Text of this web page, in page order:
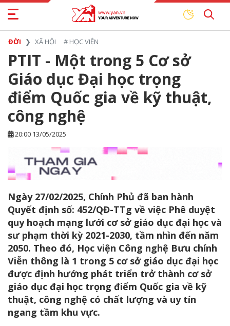
ĐỜI XÃ HỘI # HỌC VIỆN
PTIT - Một trong 5 Cơ sở
Giáo dục Đại học trọng
điểm Quốc gia về kỹ thuật,
công nghệ
20:00 13/05/2025
Ngày 27/02/2025, Chính Phủ đã ban hành
Quyết định số: 452/QĐ-TTg về việc Phê duyệt
quy hoạch mạng lưới cơ sở giáo dục đại học và
sư phạm thời kỳ 2021-2030, tầm nhìn đến năm
2050. Theo đó, Học viện Công nghệ Bưu chính
Viễn thông là 1 trong 5 cơ sở giáo dục đại học
được định hướng phát triển trở thành cơ sở
giáo dục đại học trọng điểm Quốc gia về kỹ
thuật, công nghệ có chất lượng và uy tín
ngang tầm khu vực.